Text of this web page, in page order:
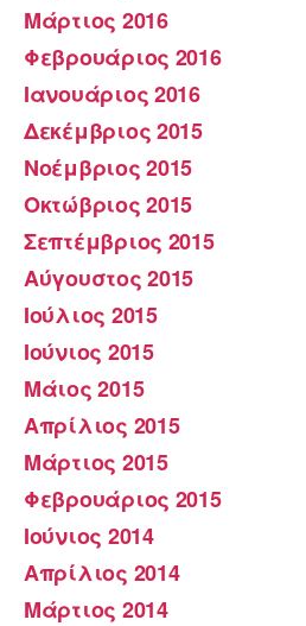
Μάρτιος 2016
Φεβρουάριος 2016
Ιανουάριος 2016
Δεκέμβριος 2015
Νοέμβριος 2015
Οκτώβριος 2015
Σεπτέμβριος 2015
Αύγουστος 2015
Ιούλιος 2015
Ιούνιος 2015
Μάιος 2015
Απρίλιος 2015
Μάρτιος 2015
Φεβρουάριος 2015
Ιούνιος 2014
Απρίλιος 2014
Μάρτιος 2014